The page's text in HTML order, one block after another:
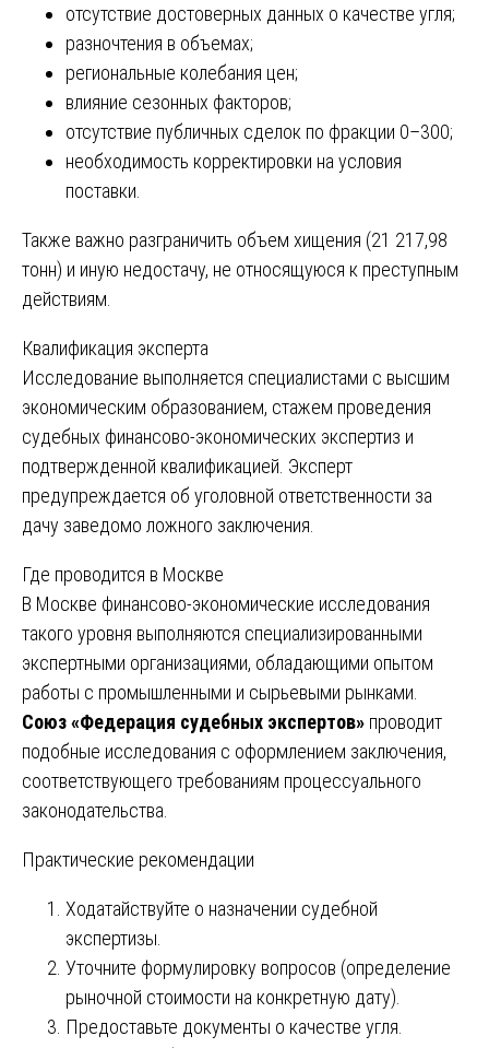
отсутствие достоверных данных о качестве угля;
разночтения в объемах;
региональные колебания цен;
влияние сезонных факторов;
отсутствие публичных сделок по фракции 0–300;
необходимость корректировки на условия
поставки.
Также важно разграничить объем хищения (21 217,98
тонн) и иную недостачу, не относящуюся к преступным
действиям.
Квалификация эксперта
Исследование выполняется специалистами с высшим
экономическим образованием, стажем проведения
судебных финансово-экономических экспертиз и
подтвержденной квалификацией. Эксперт
предупреждается об уголовной ответственности за
дачу заведомо ложного заключения.
Где проводится в Москве
В Москве финансово-экономические исследования
такого уровня выполняются специализированными
экспертными организациями, обладающими опытом
работы с промышленными и сырьевыми рынками.
Союз «Федерация судебных экспертов» проводит
подобные исследования с оформлением заключения,
соответствующего требованиям процессуального
законодательства.
Практические рекомендации
Ходатайствуйте о назначении судебной
экспертизы.
Уточните формулировку вопросов (определение
рыночной стоимости на конкретную дату).
Предоставьте документы о качестве угля.